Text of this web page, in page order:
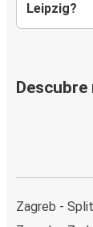
Leipzig?
Zagreb - Split